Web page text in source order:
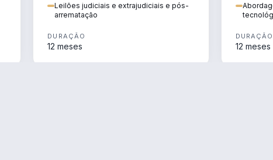
Leilões judiciais e extrajudiciais e pós-
arrematação
DURAÇÃO
12 meses
DURAÇÃO
12 meses